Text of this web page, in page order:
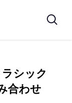
ラシック
合わせ